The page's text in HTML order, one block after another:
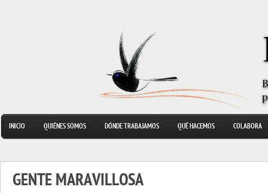
INICIO QUIÉNES SOMOS DÓNDE TRABAJAMOS QUÉ HACEMOS COLABORA
GENTE MARAVILLOSA